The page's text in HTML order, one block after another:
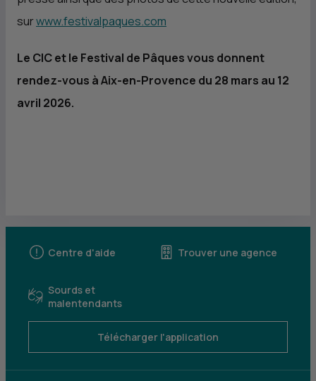
surwww.festivalpaques.com
Le CIC et le Festival de Pâques vous donnent
rendez-vous à Aix-en-Provence du 28 mars au 12
avril 2026.
Centre d'aide Trouver une agence
Sourds et
malentendants
Télécharger l'application